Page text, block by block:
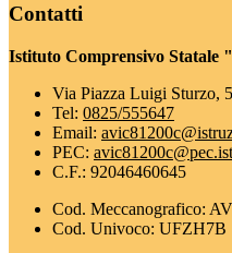
Contatti
Istituto Comprensivo Statale
Via Piazza Luigi Sturzo,
Tel: 0825/555647
Email:
PEC:
C.F.: 92046460645
Cod. Meccanografico:
Cod. Univoco: UFZH7B